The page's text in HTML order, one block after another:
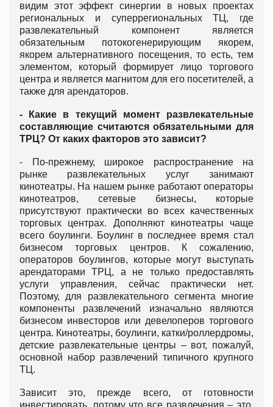
видим этот эффект синергии в новых проектах
региональных и суперрегиональных ТЦ, где
развлекательный компонент является
обязательным потокогенерирующим якорем,
якорем альтернативного посещения, то есть, тем
элементом, который формирует лицо торгового
центра и является магнитом для его посетителей, а
также для арендаторов.
- Какие в текущий момент развлекательные
составляющие считаются обязательными для
ТРЦ? От каких факторов это зависит?
- По-прежнему, широкое распространение на
рынке развлекательных услуг занимают
кинотеатры. На нашем рынке работают операторы
кинотеатров, сетевые бизнесы, которые
присутствуют практически во всех качественных
торговых центрах. Дополняют кинотеатры чаще
всего боулинги. Боулинг в последнее время стал
бизнесом торговых центров. К сожалению,
операторов боулингов, которые могут выступать
арендаторами ТРЦ, а не только предоставлять
услуги управления, сейчас практически нет.
Поэтому, для развлекательного сегмента многие
компоненты развлечений изначально являются
бизнесом инвесторов или девелоперов торгового
центра. Кинотеатры, боулинги, катки/роллердромы,
детские развлекательные центры – вот, пожалуй,
основной набор развлечений типичного крупного
ТЦ.
Зависит это, прежде всего, от готовности